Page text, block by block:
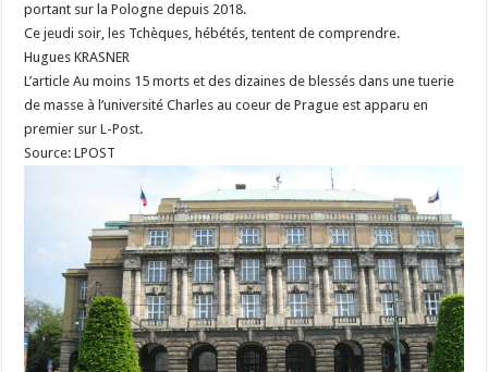
portant sur la Pologne depuis 2018.
Ce jeudi soir, les Tchèques, hébétés, tentent de comprendre.
Hugues KRASNER
L’article Au moins 15 morts et des dizaines de blessés dans une tuerie
de masse à l’université Charles au coeur de Prague est apparu en
premier sur L-Post.
Source: LPOST